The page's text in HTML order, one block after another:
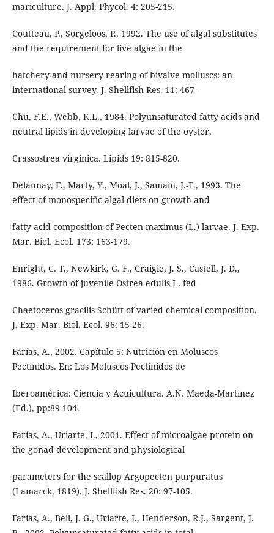
mariculture. J. Appl. Phycol. 4: 205-215.
Coutteau, P., Sorgeloos, P., 1992. The use of algal substitutes
and the requirement for live algae in the
hatchery and nursery rearing of bivalve molluscs: an
international survey. J. Shellfish Res. 11: 467-
Chu, F.E., Webb, K.L., 1984. Polyunsaturated fatty acids and
neutral lipids in developing larvae of the oyster,
Crassostrea virginica. Lipids 19: 815-820.
Delaunay, F., Marty, Y., Moal, J., Samain, J.-F., 1993. The
effect of monospecific algal diets on growth and
fatty acid composition of Pecten maximus (L.) larvae. J. Exp.
Mar. Biol. Ecol. 173: 163-179.
Enright, C. T., Newkirk, G. F., Craigie, J. S., Castell, J. D.,
1986. Growth of juvenile Ostrea edulis L. fed
Chaetoceros gracilis Schütt of varied chemical composition.
J. Exp. Mar. Biol. Ecol. 96: 15-26.
Farías, A., 2002. Capítulo 5: Nutrición en Moluscos
Pectínidos. En: Los Moluscos Pectínidos de
Iberoamérica: Ciencia y Acuicultura. A.N. Maeda-Martínez
(Ed.), pp:89-104.
Farías, A., Uriarte, I., 2001. Effect of microalgae protein on
the gonad development and physiological
parameters for the scallop Argopecten purpuratus
(Lamarck, 1819). J. Shellfish Res. 20: 97-105.
Farías, A., Bell, J. G., Uriarte, I., Henderson, R.J., Sargent, J.